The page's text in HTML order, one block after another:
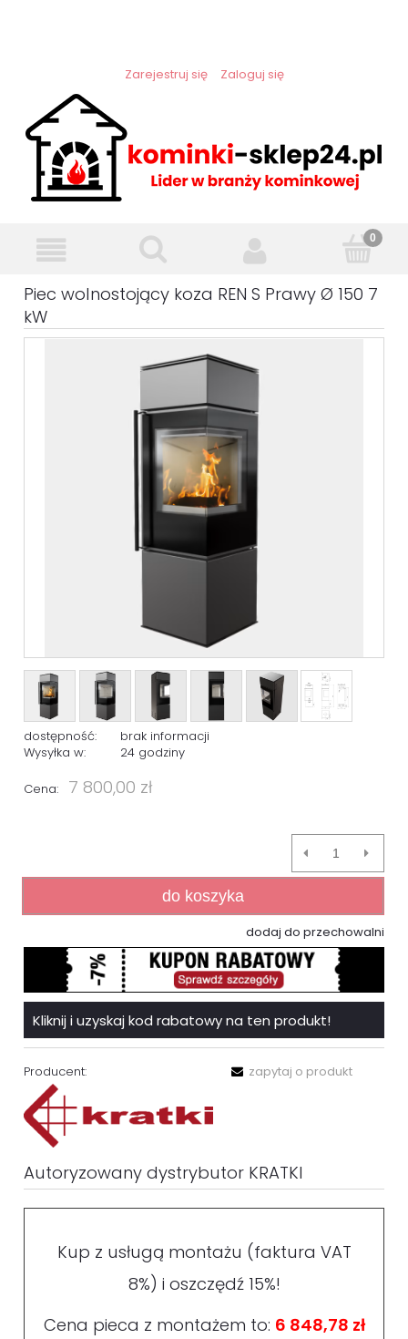
Zarejestruj się Zaloguj się
Piec wolnostojący koza REN S Prawy Ø 150 7
kW
dostępność:
brak informacji
Wysyłka w:
24 godziny
Cena: 7 800,00 zł
do koszyka
dodaj do przechowalni
Kliknij i uzyskaj kod rabatowy na ten produkt!
Producent: zapytaj o produkt
Autoryzowany dystrybutor KRATKI
Kup z usługą montażu (faktura VAT
8%) i oszczędź 15%!
Cena pieca z montażem to: 6 848,78 zł